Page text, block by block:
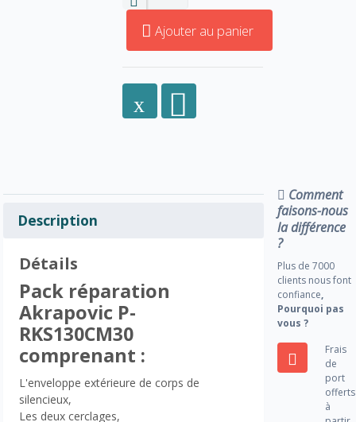
Ajouter au panier
Description
Détails
Pack réparation
Akrapovic P-
RKS130CM30
comprenant :
L'enveloppe extérieure de corps de
silencieux,
Les deux cerclages,
Comment
faisons-nous
la différence
?
Plus de 7000
clients nous font
confiance,
Pourquoi pas
vous ?
Frais
de
port
offerts
à